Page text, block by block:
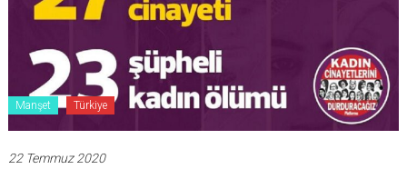
Manşet Türkiye
22 Temmuz 2020